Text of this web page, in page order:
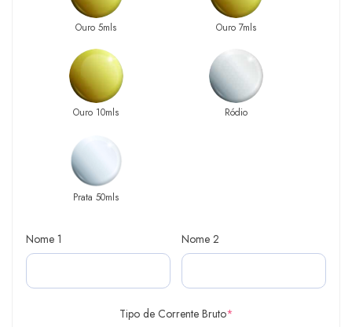
Ouro 5mls Ouro 7mls
Ouro 10mls Ródio
Prata 50mls
Nome 1 Nome 2
Tipo de Corrente Bruto*